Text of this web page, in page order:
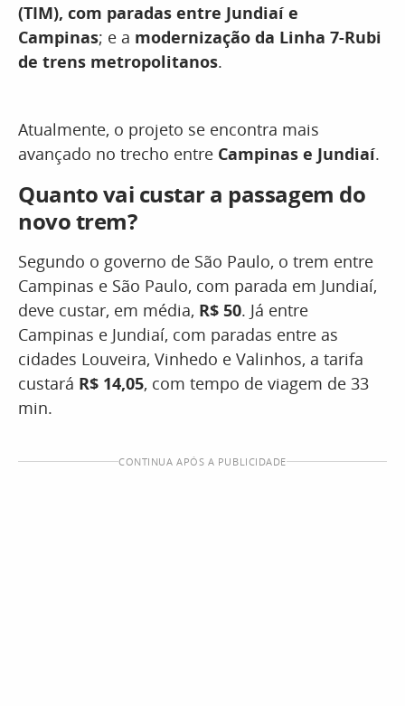
(TIM), com paradas entre Jundiaí e
Campinas; e a modernização da Linha 7-Rubi
de trens metropolitanos.
Atualmente, o projeto se encontra mais
avançado no trecho entre Campinas e Jundiaí.
Quanto vai custar a passagem do
novo trem?
Segundo o governo de São Paulo, o trem entre
Campinas e São Paulo, com parada em Jundiaí,
deve custar, em média, R$ 50. Já entre
Campinas e Jundiaí, com paradas entre as
cidades Louveira, Vinhedo e Valinhos, a tarifa
custará R$ 14,05, com tempo de viagem de 33
min.
CONTINUA APÓS A PUBLICIDADE